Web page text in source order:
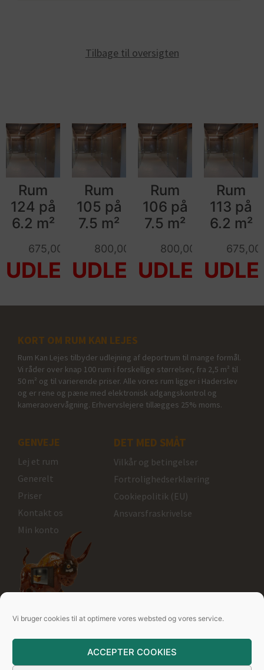
Vi bruger cookies til at optimere vores websted og vores service.
ACCEPTER COOKIES
Tilbage til oversigten
Rum
124 på
6.2 m²
675,00
Rum
105 på
7.5 m²
800,00
Rum
106 på
7.5 m²
800,00
Rum
113 på
6.2 m²
675,00
KORT OM RUM KAN LEJES
Rum Kan Lejes tilbyder udlejning af deportrum til mange formål.
Vi råder over knap 100 rum i forskellige størrelser, fra 2,5 m² til
50 m² og til varierende priser. Alle vores rum ligger i Haderslev
og er rene og pæne med elektronisk adgangskontrol og
kameraovervågning. Erhvervslejere tillægges 25% moms.
GENVEJE
Lej et rum
Generelt
Priser
Kontakt os
Min konto
DET MED SMÅT
Vilkår og betingelser
Fortrolighedserklæring
Cookiepolitik (EU)
Ansvarsfraskrivelse